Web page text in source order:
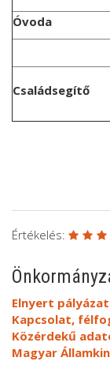
Óvoda
Családsegítő
Értékelés:
Elnyert
Kapcsolat,
Közérdekű
Magyar